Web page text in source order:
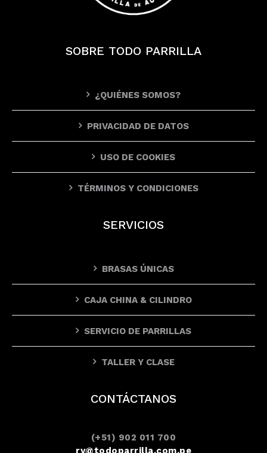
SOBRE TODO PARRILLA
¿QUIÉNES SOMOS?
PRIVACIDAD DE DATOS
USO DE COOKIES
TÉRMINOS Y CONDICIONES
SERVICIOS
BRASAS ÚNICAS
CAJA CHINA & CILINDRO
SERVICIO DE PARRILLAS
TALLER Y CLASE
CONTÁCTANOS
(+51) 902 011 700
ry@todoparrilla.com.pe